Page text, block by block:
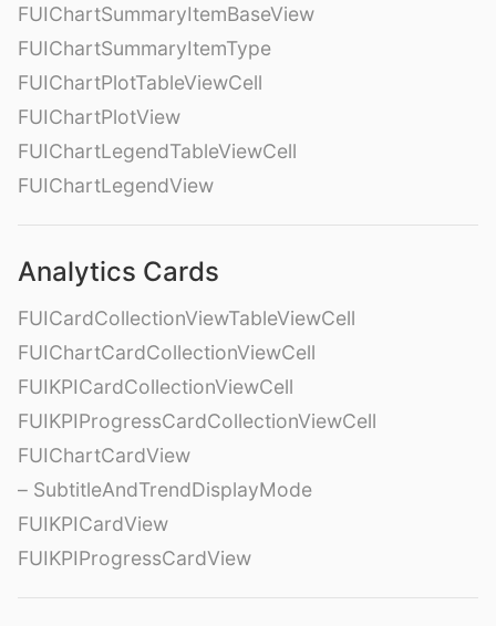
FUIChartSummaryItemBaseView
FUIChartSummaryItemType
FUIChartPlotTableViewCell
FUIChartPlotView
FUIChartLegendTableViewCell
FUIChartLegendView
Analytics Cards
FUICardCollectionViewTableViewCell
FUIChartCardCollectionViewCell
FUIKPICardCollectionViewCell
FUIKPIProgressCardCollectionViewCell
FUIChartCardView
– SubtitleAndTrendDisplayMode
FUIKPICardView
FUIKPIProgressCardView